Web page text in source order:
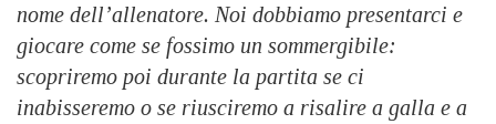
nome dell’allenatore. Noi dobbiamo presentarci e
giocare come se fossimo un sommergibile:
scopriremo poi durante la partita se ci
inabisseremo o se riusciremo a risalire a galla e a